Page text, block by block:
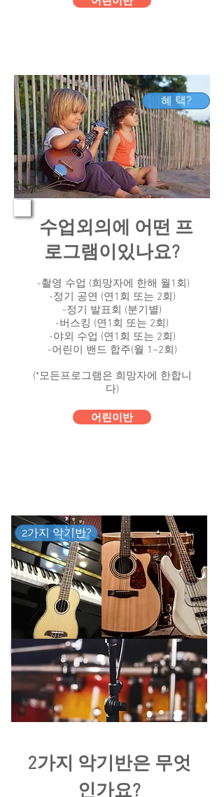
혜 택?
수업외의에 어떤 프
로그램이있나요?
-촬영 수업 (희망자에 한해 월1회)
-정기 공연 (연1회 또는 2회)
​-정기 발표회 (분기별)
-버스킹 (연1회 또는 2회)
-야외 수업 (연1회 또는 2회)
-어린이 밴드 합주(월 1~2회)
(*모든프로그램은 희망자에 한합니
다)
어린이반
2가지 악기반?
2가지 악기반은 무엇
인가요?